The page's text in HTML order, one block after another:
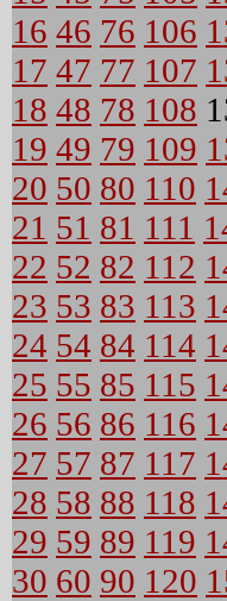
16 46 76 106
17 47 77 107
18 48 78 108
19 49 79 109
20 50 80 110
21 51 81 111
22 52 82 112
23 53 83 113
24 54 84 114
25 55 85 115
26 56 86 116
27 57 87 117
28 58 88 118
29 59 89 119
30 60 90 120